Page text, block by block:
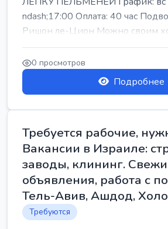
ndash;17:00 Оплата: 40 час
Ришон ле-Цион Можно своим
0 просмотров
Подробнее
Требуется рабочие,
Вакансии в Израиле:
заводы, клининг.
объявления, работа с
Тель-Авив, Ашдод,
Требуются